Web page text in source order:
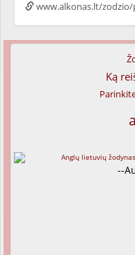
www.alkonas.lt/
Ką
--